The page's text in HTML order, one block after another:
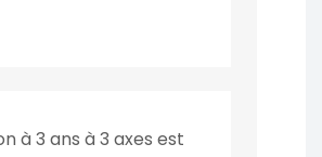
à 3 ans à 3 axes est